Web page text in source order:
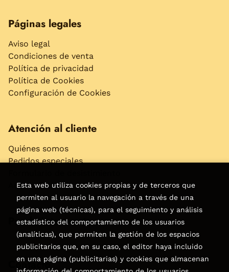
Páginas legales
Aviso legal
Condiciones de venta
Política de privacidad
Política de Cookies
Configuración de Cookies
Atención al cliente
Quiénes somos
Pedidos especiales
Accesibilidad
Puede interesarte
Contacto
Esta web utiliza cookies propias y de terceros que
permiten al usuario la navegación a través de una
página web (técnicas), para el seguimiento y análisis
estadístico del comportamiento de los usuarios
(analíticas), que permiten la gestión de los espacios
publicitarios que, en su caso, el editor haya incluido
en una página (publicitarias) y cookies que almacenan